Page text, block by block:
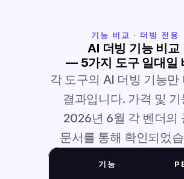
기능 비교 · 더빙 전용
AI 더빙 기능 비교
— 5가지 도구 일대일
각 도구의 AI 더빙 기능만
결과입니다. 가격 및
2026년 6월 각 벤더의
문서를 통해 확인되었
기능